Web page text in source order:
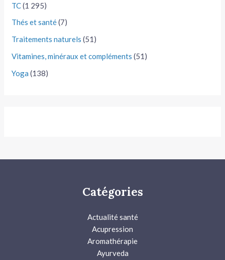
TC(1 295)
Thés et santé(7)
Traitements naturels (51)
Vitamines, minéraux et compléments (51)
Yoga (138)
Catégories
Actualité santé
Acupression
Aromathérapie
Ayurveda